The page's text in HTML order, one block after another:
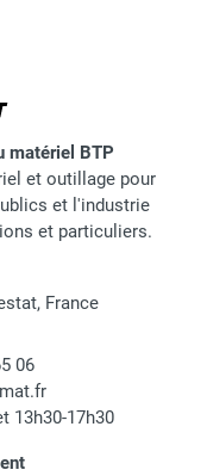
matériel BTP
et outillage pour
et l'industrie
et particuliers.
France
06
13h30-17h30